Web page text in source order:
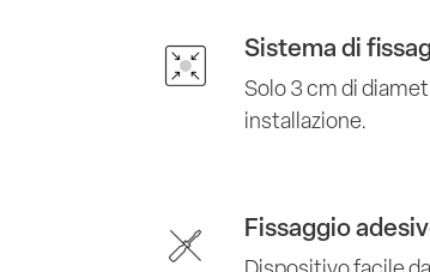
Sistema di
Solo 3 cm di
installazione.
Fissaggio